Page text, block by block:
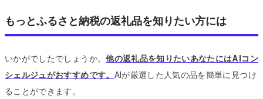
もっとふるさと納税の返礼品を知りたい方には
いかがでしたでしょうか。他の返礼品を知りたいあなたにはAIコン
シェルジュがおすすめです。 AIが厳選した人気の品を簡単に見つけ
ることができます。